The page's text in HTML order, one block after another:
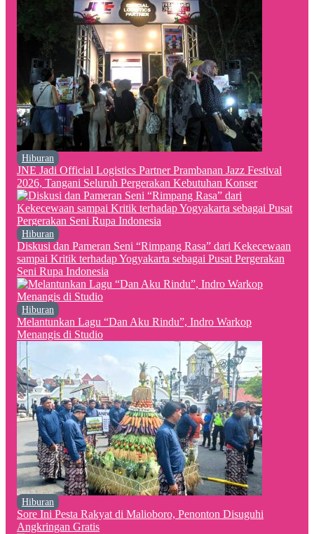
Hiburan
JNE Jadi Official Logistics Partner Prambanan Jazz Festival
2026, Tangani Seluruh Pergerakan Kebutuhan Konser
Hiburan
Diskusi dan Pameran Seni “Rimpang Rasa” dari Kekecewaan
sampai Kritik terhadap Yogyakarta sebagai Pusat Pergerakan
Seni Rupa Indonesia
Hiburan
Melantunkan Lagu “Dan Aku Rindu”, Indro Warkop
Menangis di Studio
Hiburan
Sore Ini Pesta Rakyat di Malioboro, Penonton Disuguhi
Angkringan Gratis